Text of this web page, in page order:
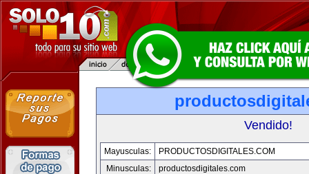
Vendido!
Mayusculas:
PRODUCTOSDIGITALES.COM
Minusculas:
productosdigitales.com